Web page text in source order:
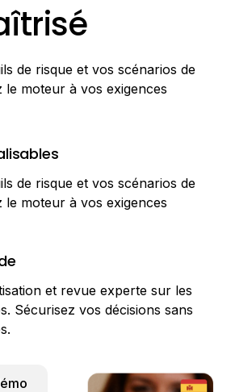
de risque et vos scénarios de
le moteur à vos exigences
de risque et vos scénarios de
le moteur à vos exigences
et revue experte sur les
Sécurisez vos décisions sans